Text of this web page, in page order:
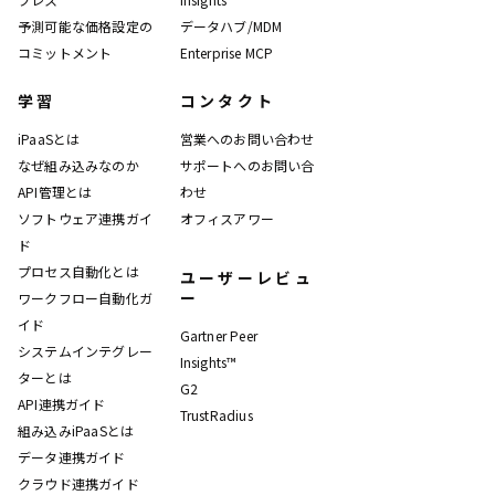
予測可能な価格設定の
コミットメント
データハブ/MDM
Enterprise MCP
学習
iPaaSとは
なぜ組み込みなのか
API管理とは
ソフトウェア連携ガイ
ド
プロセス自動化とは
ワークフロー自動化ガ
イド
システムインテグレー
ターとは
API連携ガイド
組み込みiPaaSとは
データ連携ガイド
クラウド連携ガイド
コンタクト
営業へのお問い合わせ
サポートへのお問い合
わせ
オフィスアワー
ユーザーレビュ
ー
Gartner Peer
Insights™
G2
TrustRadius